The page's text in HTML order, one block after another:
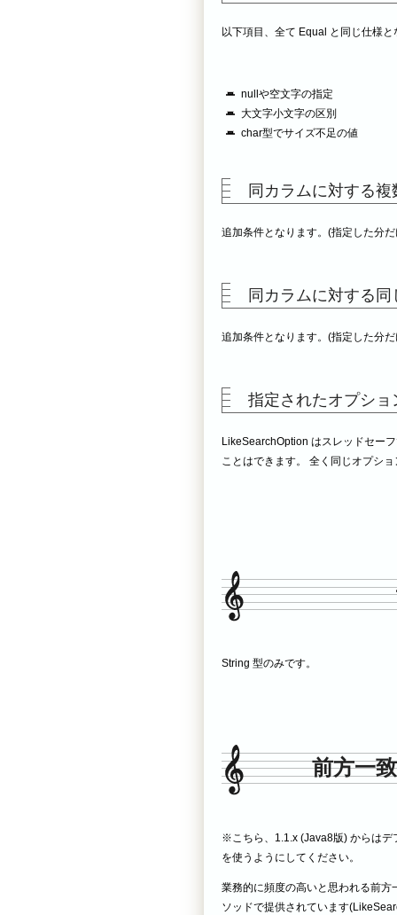
以下項目、全て Equal と同じ仕様と
nullや空文字の指定
大文字小文字の区別
char型でサイズ不足の値
同カラムに対する
追加条件となります。(指定した分
同カラムに対する
追加条件となります。(指定した分
指定されたオプショ
LikeSearchOption はスレッドセー
ことはできます。 全く同じオプシ
String 型のみです。
前方一
※こちら、1.1.x (Java8版) からはデ
を使うようにしてください。
業務的に頻度の高いと思われる前
ソッドで提供されています